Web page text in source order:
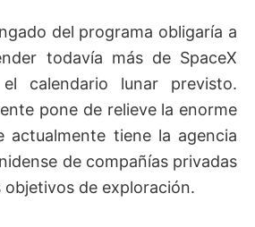
del programa obligaría a
todavía más de SpaceX
calendario lunar previsto.
pone de relieve la enorme
actualmente tiene la agencia
de compañías privadas
objetivos de exploración.